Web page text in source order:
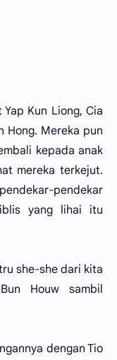
Kun Liong, Cia
Hong. Mereka pun
kepada anak
mereka terkejut.
pendekar
yang lihai itu
she-she dari kita
Houw sambil
dengan Tio